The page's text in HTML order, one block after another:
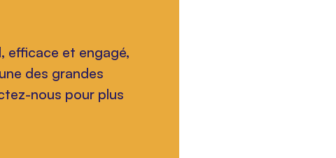
efficace et engagé,
des grandes
nous pour plus